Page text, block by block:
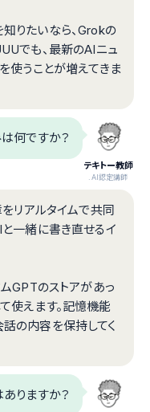
りたいなら、Grokの
でも、最新のAIニュ
使うことが増えてきま
テキトー教師
.AI認定講師
何ですか？
リアルタイムで共同
一緒に書き直せるイ
GPTのストアがあっ
使えます。記憶機能
の内容を保持してく
りますか？